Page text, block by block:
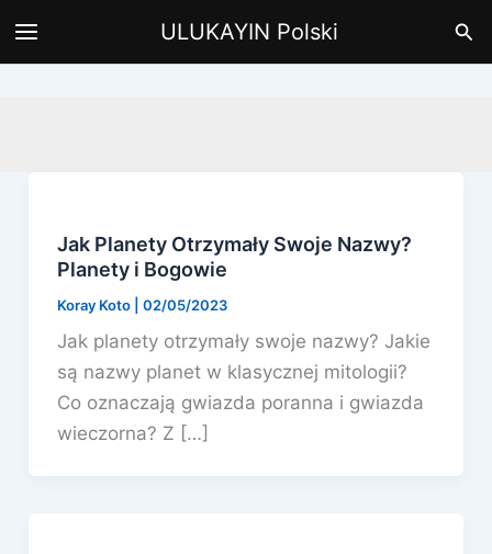
do
ULUKAYIN Polski
Jak Planety Otrzymały Swoje Nazwy?
Planety i Bogowie
Koray Koto 02/05/2023
Jak planety otrzymały swoje nazwy? Jakie
są nazwy planet w klasycznej mitologii?
Co oznaczają gwiazda poranna i gwiazda
wieczorna? Z […]